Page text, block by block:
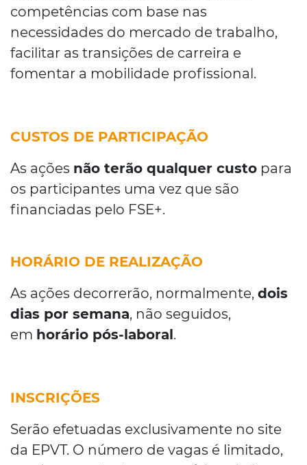
competências com base nas
necessidades do mercado de trabalho,
facilitar as transições de carreira e
fomentar a mobilidade profissional.
CUSTOS DE PARTICIPAÇÃO
As ações não terão qualquer custo para
os participantes uma vez que são
financiadas pelo FSE+.
HORÁRIO DE REALIZAÇÃO
As ações decorrerão, normalmente, dois
dias por semana, não seguidos,
em horário pós-laboral.
INSCRIÇÕES
Serão efetuadas exclusivamente no site
da EPVT. O número de vagas é limitado,